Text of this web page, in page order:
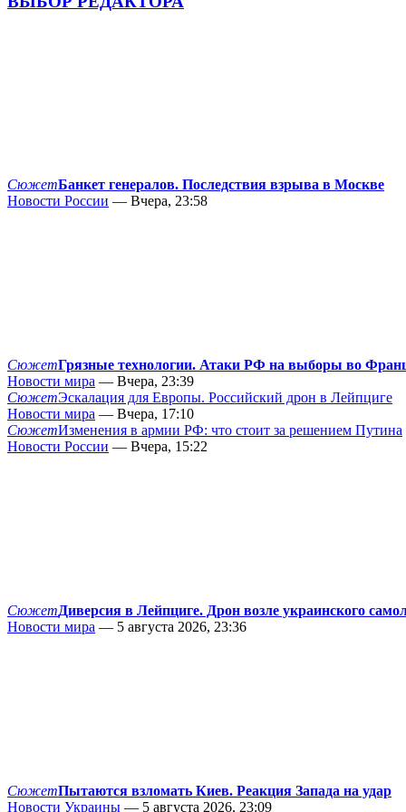
СюжетБанкет генералов. Последствия взрыва в Москве
Новости России — Вчера, 23:58
СюжетГрязные технологии. Атаки РФ на выборы во
Новости мира — Вчера, 23:39
СюжетЭскалация для Европы. Российский дрон в Лейпциге
Новости мира — Вчера, 17:10
СюжетИзменения в армии РФ: что стоит за решением Путина
Новости России — Вчера, 15:22
СюжетДиверсия в Лейпциге. Дрон возле украинского
Новости мира — 5 августа 2026, 23:36
СюжетПытаются взломать Киев. Реакция Запада на удар
Новости Украины — 5 августа 2026, 23:09